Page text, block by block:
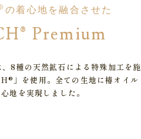
の着心地を融合させた
Premium
種の天然鉱石による特殊加工を施
」を使用。全ての生地に椿オイル
地を実現しました。